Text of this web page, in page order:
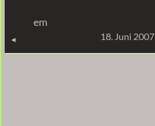
springen
em
18. Juni 2007